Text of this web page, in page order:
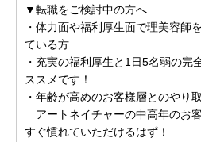
▼転職をご検討中の方へ
・体力面や福利厚生面で理美容師
ている方
・充実の福利厚生と1日5名弱の完
ススメです！
・年齢が高めのお客様層とのやり
アートネイチャーの中高年のお
すぐ慣れていただけるはず！